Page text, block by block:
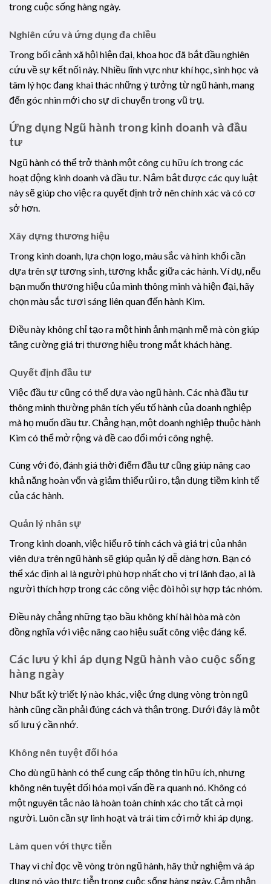
trong cuộc sống hàng ngày.
Nghiên cứu và ứng dụng đa chiều
Trong bối cảnh xã hội hiện đại, khoa học đã bắt đầu nghiên
cứu về sự kết nối này. Nhiều lĩnh vực như khí học, sinh học và
tâm lý học đang khai thác những ý tưởng từ ngũ hành, mang
đến góc nhìn mới cho sự di chuyển trong vũ trụ.
Ứng dụng Ngũ hành trong kinh doanh và đầu
tư
Ngũ hành có thể trở thành một công cụ hữu ích trong các
hoạt động kinh doanh và đầu tư. Nắm bắt được các quy luật
này sẽ giúp cho việc ra quyết định trở nên chính xác và có cơ
sở hơn.
Xây dựng thương hiệu
Trong kinh doanh, lựa chọn logo, màu sắc và hình khối cần
dựa trên sự tương sinh, tương khắc giữa các hành. Ví dụ, nếu
bạn muốn thương hiệu của mình thông minh và hiện đại, hãy
chọn màu sắc tươi sáng liên quan đến hành Kim.
Điều này không chỉ tạo ra một hình ảnh mạnh mẽ mà còn giúp
tăng cường giá trị thương hiệu trong mắt khách hàng.
Quyết định đầu tư
Việc đầu tư cũng có thể dựa vào ngũ hành. Các nhà đầu tư
thông minh thường phân tích yếu tố hành của doanh nghiệp
mà họ muốn đầu tư. Chẳng hạn, một doanh nghiệp thuộc hành
Kim có thể mở rộng và đề cao đổi mới công nghệ.
Cùng với đó, đánh giá thời điểm đầu tư cũng giúp nâng cao
khả năng hoàn vốn và giảm thiểu rủi ro, tận dụng tiềm kinh tế
của các hành.
Quản lý nhân sự
Trong kinh doanh, việc hiểu rõ tính cách và giá trị của nhân
viên dựa trên ngũ hành sẽ giúp quản lý dễ dàng hơn. Bạn có
thể xác định ai là người phù hợp nhất cho vị trí lãnh đạo, ai là
người thích hợp trong các công việc đòi hỏi sự hợp tác nhóm.
Điều này chẳng những tạo bầu không khí hài hòa mà còn
đồng nghĩa với việc nâng cao hiệu suất công việc đáng kể.
Các lưu ý khi áp dụng Ngũ hành vào cuộc sống
hàng ngày
Như bất kỳ triết lý nào khác, việc ứng dụng vòng tròn ngũ
hành cũng cần phải đúng cách và thận trọng. Dưới đây là một
số lưu ý cần nhớ.
Không nên tuyệt đối hóa
Cho dù ngũ hành có thể cung cấp thông tin hữu ích, nhưng
không nên tuyệt đối hóa mọi vấn đề ra quanh nó. Không có
một nguyên tắc nào là hoàn toàn chính xác cho tất cả mọi
người. Luôn cần sự linh hoạt và trái tim cởi mở khi áp dụng.
Làm quen với thực tiễn
Thay vì chỉ đọc về vòng tròn ngũ hành, hãy thử nghiệm và áp
dụng nó vào thực tiễn trong cuộc sống hàng ngày. Cảm nhận